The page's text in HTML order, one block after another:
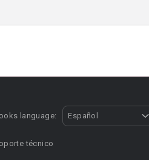
language: Español
técnico